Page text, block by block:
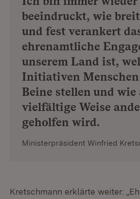
beeindruckt, wie
und fest verankert
ehrenamtliche
unserem Land ist,
Initiativen
Beine stellen und wie
vielfältige Weise
geholfen wird.
Ministerpräsident Winfried
Kretschmann erklärte weiter: